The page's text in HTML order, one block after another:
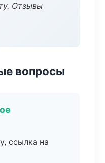
Отзывы
вопросы
ссылка на